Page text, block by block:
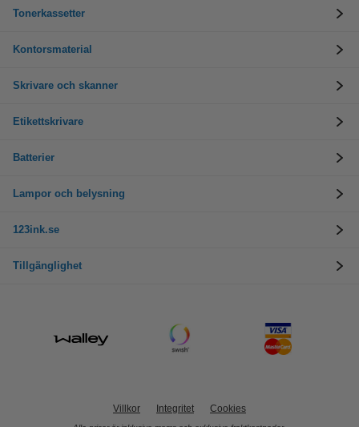
Tonerkassetter
Kontorsmaterial
Skrivare och skanner
Etikettskrivare
Batterier
Lampor och belysning
123ink.se
Tillgänglighet
Villkor Integritet Cookies